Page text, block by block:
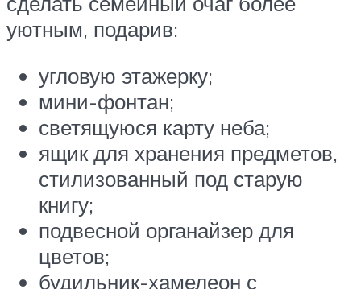
уютным, подарив:
угловую этажерку;
мини-фонтан;
светящуюся карту неба;
ящик для хранения предметов,
стилизованный под старую
книгу;
подвесной органайзер для
цветов;
будильник-хамелеон с